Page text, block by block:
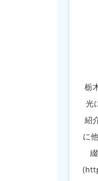
栃
光
紹
に